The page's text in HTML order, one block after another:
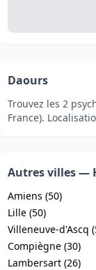
Daours
Trouvez les 2
France).
Autres villes —
Amiens (50)
Lille (50)
Villeneuve-d'Ascq
Compiègne (30)
Lambersart (26)